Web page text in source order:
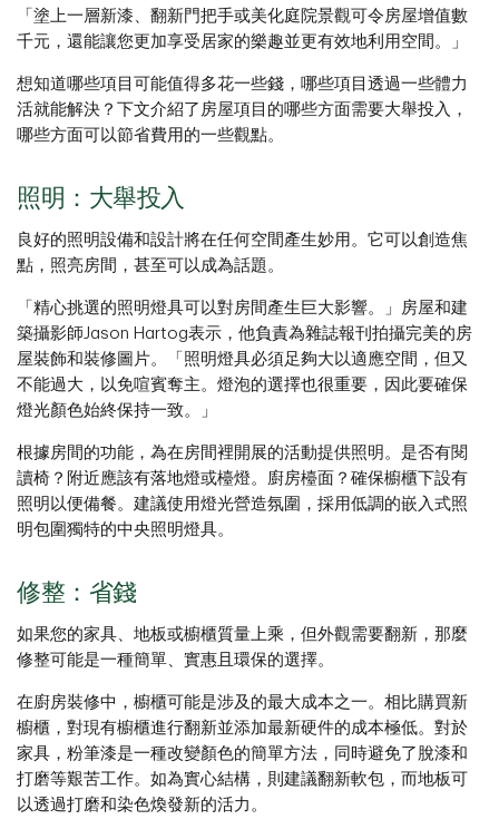
「塗上一層新漆、翻新門把手或美化庭院景觀可令房屋增值數
千元，還能讓您更加享受居家的樂趣並更有效地利用空間。」
想知道哪些項目可能值得多花一些錢，哪些項目透過一些體力
活就能解決？下文介紹了房屋項目的哪些方面需要大舉投入，
哪些方面可以節省費用的一些觀點。
照明：大舉投入
良好的照明設備和設計將在任何空間產生妙用。它可以創造焦
點，照亮房間，甚至可以成為話題。
「精心挑選的照明燈具可以對房間產生巨大影響。」房屋和建
築攝影師Jason Hartog表示，他負責為雜誌報刊拍攝完美的房
屋裝飾和裝修圖片。「照明燈具必須足夠大以適應空間，但又
不能過大，以免喧賓奪主。燈泡的選擇也很重要，因此要確保
燈光顏色始終保持一致。」
根據房間的功能，為在房間裡開展的活動提供照明。是否有閱
讀椅？附近應該有落地燈或檯燈。廚房檯面？確保櫥櫃下設有
照明以便備餐。建議使用燈光營造氛圍，採用低調的嵌入式照
明包圍獨特的中央照明燈具。
修整：省錢
如果您的家具、地板或櫥櫃質量上乘，但外觀需要翻新，那麼
修整可能是一種簡單、實惠且環保的選擇。
在廚房裝修中，櫥櫃可能是涉及的最大成本之一。相比購買新
櫥櫃，對現有櫥櫃進行翻新並添加最新硬件的成本極低。對於
家具，粉筆漆是一種改變顏色的簡單方法，同時避免了脫漆和
打磨等艱苦工作。如為實心結構，則建議翻新軟包，而地板可
以透過打磨和染色煥發新的活力。